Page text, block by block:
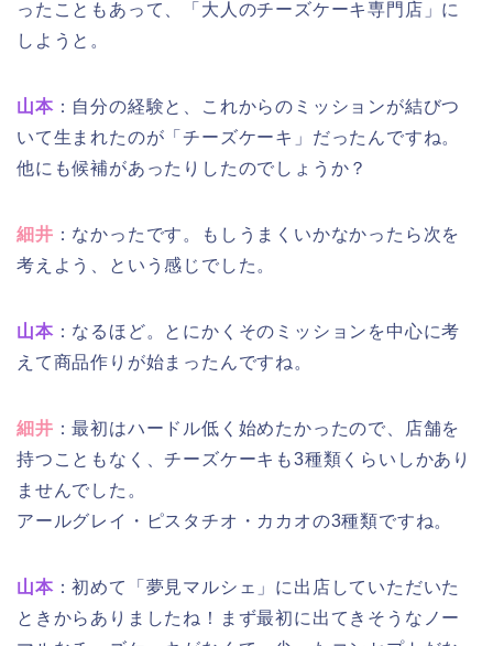
ったこともあって、「大人のチーズケーキ専門店」に
しようと。
山本：自分の経験と、これからのミッションが結びつ
いて生まれたのが「チーズケーキ」だったんですね。
他にも候補があったりしたのでしょうか？
細井 ：なかったです。もしうまくいかなかったら次を
考えよう、という感じでした。
山本：なるほど。とにかくそのミッションを中心に考
えて商品作りが始まったんですね。
細井 ：最初はハードル低く始めたかったので、店舗を
持つこともなく、チーズケーキも3種類くらいしかあり
ませんでした。
アールグレイ・ピスタチオ・カカオの3種類ですね。
山本：初めて「夢見マルシェ」に出店していただいた
ときからありましたね！まず最初に出てきそうなノー